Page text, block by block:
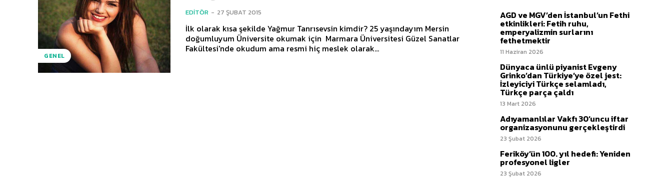
GENEL
EDITÖR - 27 ŞUBAT 2015
İlk olarak kısa şekilde Yağmur Tanrısevsin kimdir? 25 yaşındayım Mersin
doğumluyum Üniversite okumak için Marmara Üniversitesi Güzel Sanatlar
Fakültesi'nde okudum ama resmi hiç meslek olarak...
AGD ve MGV’den İstanbul’un Fethi
etkinlikleri: Fetih ruhu,
emperyalizmin surlarını
fethetmektir
11 Haziran 2026
Dünyaca ünlü piyanist Evgeny
Grinko’dan Türkiye’ye özel jest:
İzleyiciyi Türkçe selamladı,
Türkçe parça çaldı
13 Mart 2026
Adıyamanlılar Vakfı 30’uncu iftar
organizasyonunu gerçekleştirdi
23 Şubat 2026
Feriköy’ün 100. yıl hedefi: Yeniden
profesyonel ligler
23 Şubat 2026